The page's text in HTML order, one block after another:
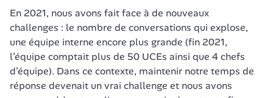
En 2021, nous avons fait face à de nouveaux
challenges : le nombre de conversations qui explose,
une équipe interne encore plus grande (fin 2021,
l’équipe comptait plus de 50 UCEs ainsi que 4 chefs
d’équipe). Dans ce contexte, maintenir notre temps de
réponse devenait un vrai challenge et nous avons